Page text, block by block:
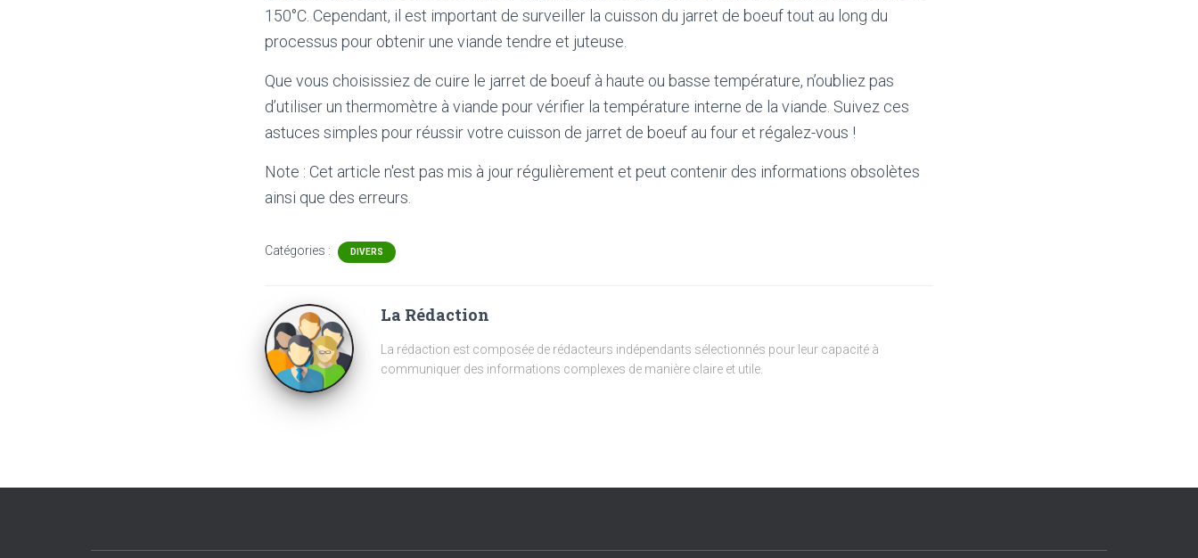
150°C. Cependant, il est important de surveiller la cuisson du jarret de boeuf tout au long du
processus pour obtenir une viande tendre et juteuse.
Que vous choisissiez de cuire le jarret de boeuf à haute ou basse température, n’oubliez pas
d’utiliser un thermomètre à viande pour vérifier la température interne de la viande. Suivez ces
astuces simples pour réussir votre cuisson de jarret de boeuf au four et régalez-vous !
Note : Cet article n'est pas mis à jour régulièrement et peut contenir des informations obsolètes
ainsi que des erreurs.
Catégories : DIVERS
La Rédaction
La rédaction est composée de rédacteurs indépendants sélectionnés pour leur capacité à
communiquer des informations complexes de manière claire et utile.